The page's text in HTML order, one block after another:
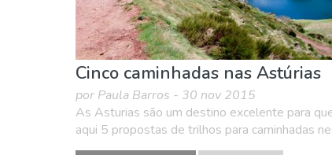
Cinco caminhadas nas Astúrias
por Paula Barros - 30 nov 2015
As Asturias são um destino excelente para
aqui 5 propostas de trilhos para caminhadas